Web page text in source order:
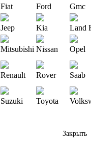
Fiat Ford Gmc
Jeep Kia Land
Mitsubishi Nissan Opel
Renault Rover Saab
Suzuki Toyota
Закрыть